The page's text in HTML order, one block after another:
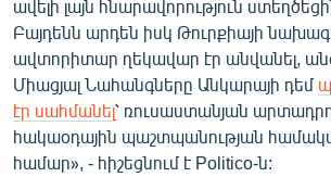
ավելի լայն հնարավորություն
Բայդենն արդեն իսկ Թուրքիայի
ավտորիտար ղեկավար էր անվանել,
Միացյալ Նահանգները Անկարայի դեմ
էր սահմանել՝ ռուսաստանյան
հակաօդային պաշտպանության
համար», - հիշեցնում է Politico-ն: